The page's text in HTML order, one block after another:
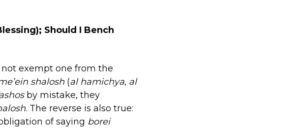
Should I Bench
exempt one from the
shalosh (al hamichya, al
by mistake, they
. The reverse is also true:
of saying borei